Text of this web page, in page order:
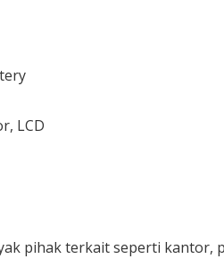
LCD
pihak terkait seperti kantor,